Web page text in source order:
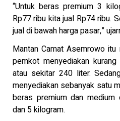
“Untuk beras premium 3
Rp77 ribu kita jual Rp74 ribu.
jual di bawah harga pasar,”
Mantan Camat Asemrowo
pemkot menyediakan
atau sekitar 240 liter.
menyediakan sebanyak satu
beras premium dan medium
dan 5 kilogram.